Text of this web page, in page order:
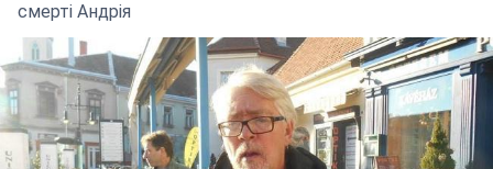
смерті Андрія